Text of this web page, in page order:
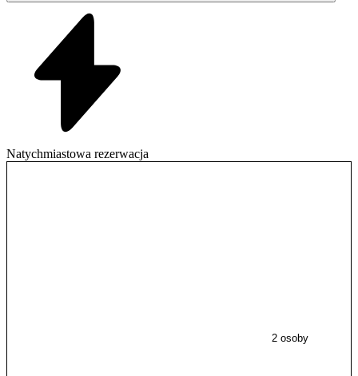
Natychmiastowa rezerwacja
2 osoby